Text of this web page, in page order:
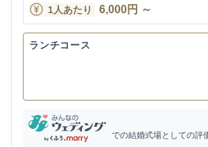
1人あたり 6,000円 ～
ランチコース
での結婚式場としての評